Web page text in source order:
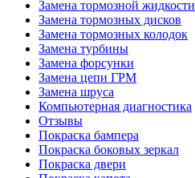
Замена тормозной жидкости
Замена тормозных дисков
Замена тормозных колодок
Замена турбины
Замена форсунки
Замена цепи ГРМ
Замена шруса
Компьютерная диагностика
Отзывы
Покраска бампера
Покраска боковых зеркал
Покраска двери